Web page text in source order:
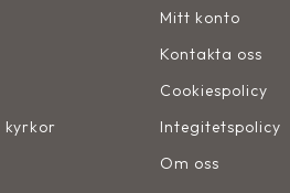
kyrkor
Mitt konto
Kontakta oss
Cookiespolicy
Integitetspolicy
Om oss